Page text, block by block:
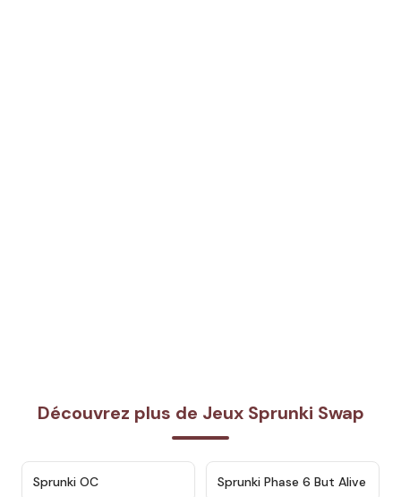
Découvrez plus de Jeux Sprunki Swap
Sprunki OC ★ 4.9
Sprunki Phase 6 But Alive